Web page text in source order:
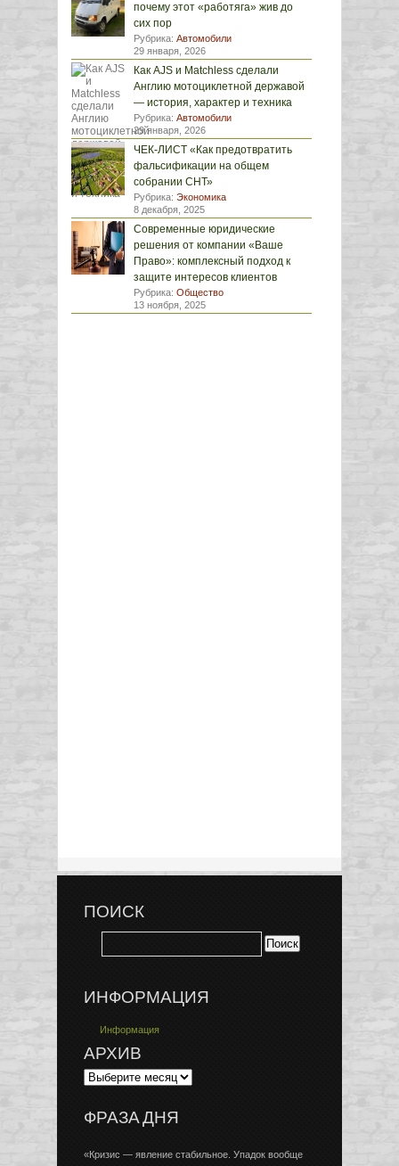
почему этот «работяга» жив до
сих пор
Рубрика: Автомобили
29 января, 2026
Как AJS и Matchless сделали
Англию мотоциклетной державой
— история, характер и техника
Рубрика: Автомобили
29 января, 2026
ЧЕК-ЛИСТ «Как предотвратить
фальсификации на общем
собрании СНТ»
Рубрика: Экономика
8 декабря, 2025
Современные юридические
решения от компании «Ваше
Право»: комплексный подход к
защите интересов клиентов
Рубрика: Общество
13 ноября, 2025
ПОИСК
ИНФОРМАЦИЯ
Информация
АРХИВ
ФРАЗА ДНЯ
«Кризис — явление стабильное. Упадок вообще